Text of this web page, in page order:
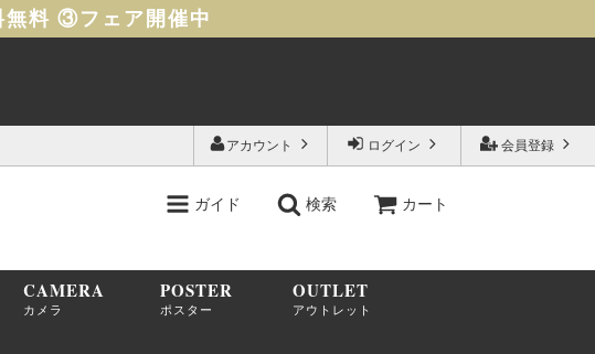
無料 ③フェア開催中
会員登録
ログイン
アカウント
ガイド 検索 カート
CAMERA
カメラ
POSTER
ポスター
OUTLET
アウトレット